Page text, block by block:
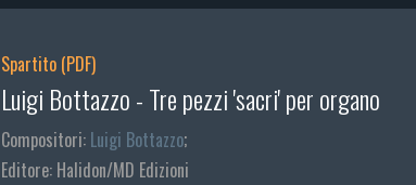
Spartito (PDF)
Luigi Bottazzo - Tre pezzi 'sacri' per organo
Compositori: Luigi Bottazzo;
Editore: Halidon/MD Edizioni